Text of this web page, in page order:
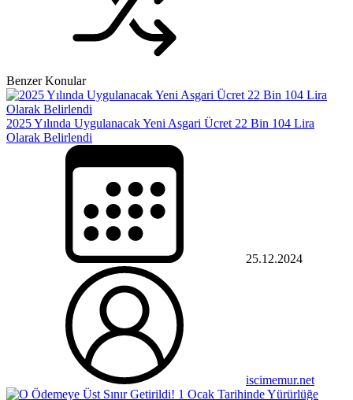
Benzer Konular
2025 Yılında Uygulanacak Yeni Asgari Ücret 22 Bin 104 Lira
Olarak Belirlendi
25.12.2024
iscimemur.net